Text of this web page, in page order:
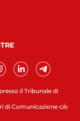
il Tribunale di
di Comunicazione c/o